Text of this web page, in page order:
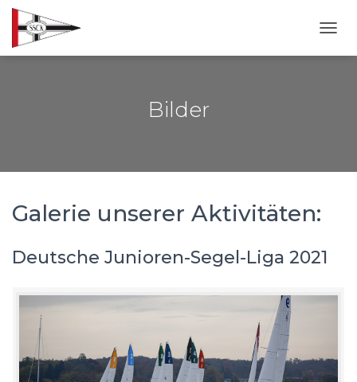
Bilder
Galerie unserer Aktivitäten:
Deutsche Junioren-Segel-Liga 2021